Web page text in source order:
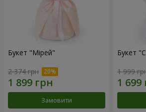
Букет "Мірей"
2 374 грн
Замовити
Букет
1 999